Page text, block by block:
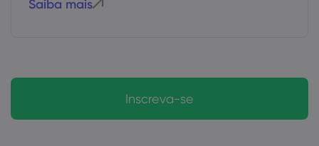
Saiba mais
Inscreva-se